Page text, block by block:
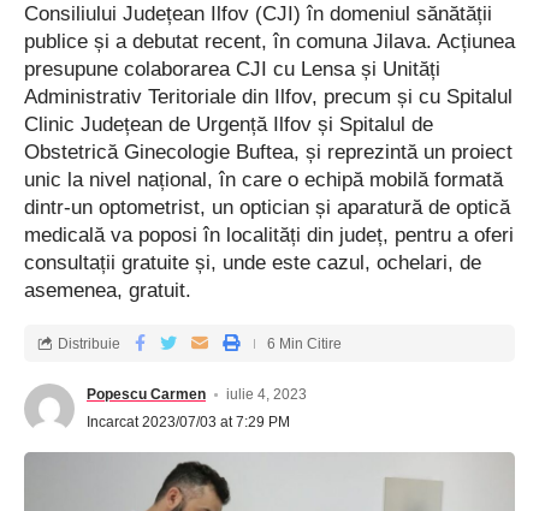
Consiliului Județean Ilfov (CJI) în domeniul sănătății
publice și a debutat recent, în comuna Jilava. Acțiunea
presupune colaborarea CJI cu Lensa și Unități
Administrativ Teritoriale din Ilfov, precum și cu Spitalul
Clinic Județean de Urgență Ilfov și Spitalul de
Obstetrică Ginecologie Buftea, și reprezintă un proiect
unic la nivel național, în care o echipă mobilă formată
dintr-un optometrist, un optician și aparatură de optică
medicală va poposi în localități din județ, pentru a oferi
consultații gratuite și, unde este cazul, ochelari, de
asemenea, gratuit.
Popescu Carmen
iulie 4, 2023
Incarcat 2023/07/03 at 7:29 PM
Distribuie 6 Min Citire